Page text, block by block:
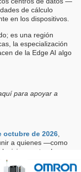
de cálculo
en los dispositivos.
es una región
la especialización
de la Edge AI algo
para apoyar a
octubre de 2026,
a quienes —como
el